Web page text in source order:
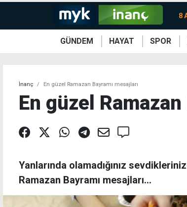
8
GÜNDEM HAYAT SPOR
İnanç En güzel Ramazan Bayramı mesajları
En güzel
Yanlarında olamadığınız
Ramazan Bayramı mesajları...